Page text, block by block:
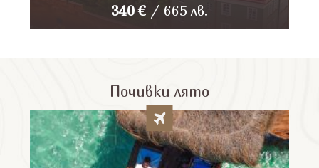
340 € / 665 лв.
Почивки лято